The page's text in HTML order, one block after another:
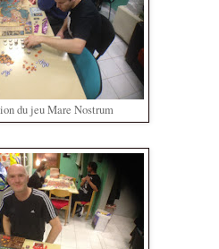
du jeu Mare Nostrum